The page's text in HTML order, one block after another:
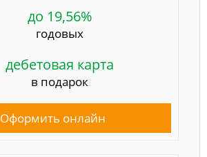
до 19,56%
годовых
дебетовая карта
в подарок
Оформить онлайн